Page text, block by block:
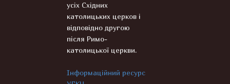
усіх Східних
католицьких церков і
відповідно другою
після Римо-
католицької церкви.
Інформаційний ресурс